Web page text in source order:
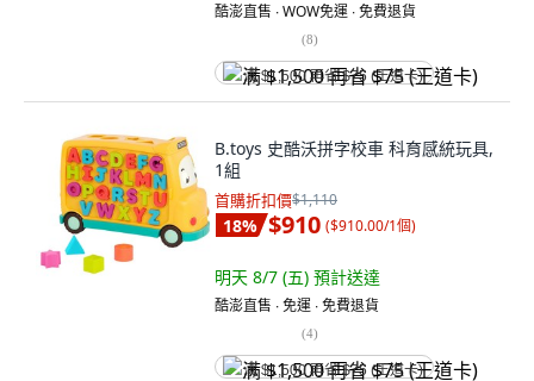
酷澎直售 ∙ WOW免運 ∙ 免費退貨
(8)
满 $1,500 再省 $75 (王道卡)
B.toys 史酷沃拼字校車 科育感統玩具,
1組
首購折扣價$1,110
18% $910 ($910.00/1個)
明天 8/7 (五) 預計送達
酷澎直售 ∙ 免運 ∙ 免費退貨
(4)
满 $1,500 再省 $75 (王道卡)